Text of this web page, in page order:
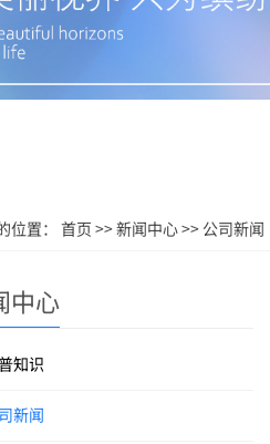
位置： 首页 >>新闻中心>> 公司新闻
中心
知识
新闻